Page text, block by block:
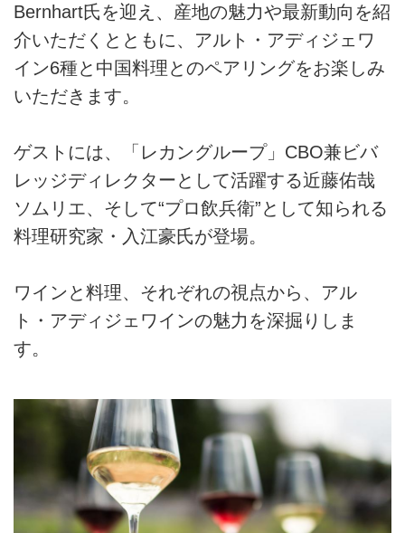
Bernhart氏を迎え、産地の魅力や最新動向を紹
介いただくとともに、アルト・アディジェワ
イン6種と中国料理とのペアリングをお楽しみ
いただきます。
ゲストには、「レカングループ」CBO兼ビバ
レッジディレクターとして活躍する近藤佑哉
ソムリエ、そして“プロ飲兵衛”として知られる
料理研究家・入江豪氏が登場。
ワインと料理、それぞれの視点から、アル
ト・アディジェワインの魅力を深掘りしま
す。